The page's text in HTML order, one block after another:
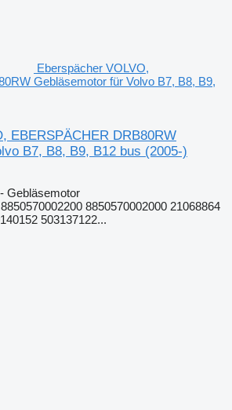
Eberspächer VOLVO,
Gebläsemotor für Volvo B7, B8, B9,
EBERSPÄCHER DRB80RW
B7, B8, B9, B12 bus (2005-)
Gebläsemotor
8850570002000 21068864
503137122...